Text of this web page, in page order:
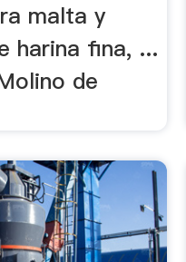
malta y
harina fina, ...
de